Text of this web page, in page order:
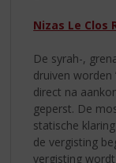
Nizas Le Clos
De syrah-,
druiven worden
direct na
geperst. De
statische
de vergisting
vergisting